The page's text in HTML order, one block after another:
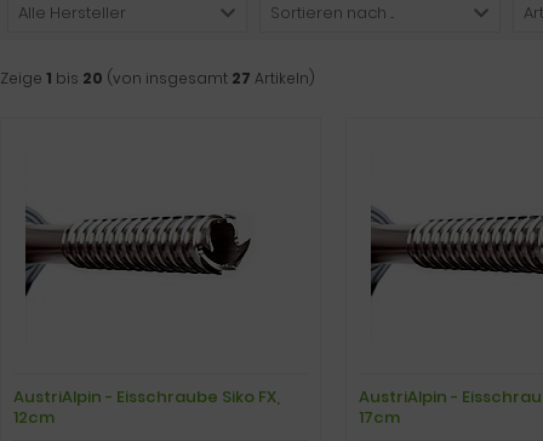
Alle Hersteller Sortieren nach ...
Zeige 1 bis 20 (von insgesamt 27 Artikeln)
AustriAlpin - Eisschraube Siko FX,
12cm
AustriAlpin -
17cm